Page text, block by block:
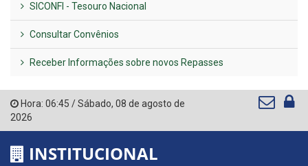
SICONFI - Tesouro Nacional
Consultar Convênios
Receber Informações sobre novos Repasses
Hora: 06:45 /Sábado, 08 de agosto de
2026
INSTITUCIONAL